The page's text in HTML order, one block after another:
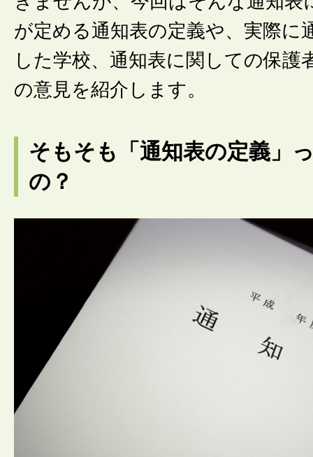
が定める通知表の定義や、実際に
した学校、通知表に関しての保護
の意見を紹介します。
そもそも「通知表の定義」
の？